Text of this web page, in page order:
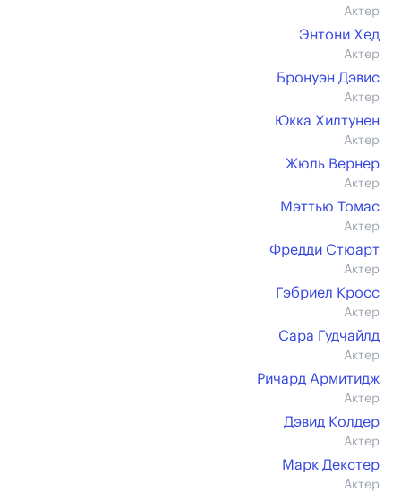
Актер
Энтони Хед
Актер
Бронуэн Дэвис
Актер
Юкка Хилтунен
Актер
Жюль Вернер
Актер
Мэттью Томас
Актер
Фредди Стюарт
Актер
Гэбриел Кросс
Актер
Сара Гудчайлд
Актер
Ричард Армитидж
Актер
Дэвид Колдер
Актер
Марк Декстер
Актер